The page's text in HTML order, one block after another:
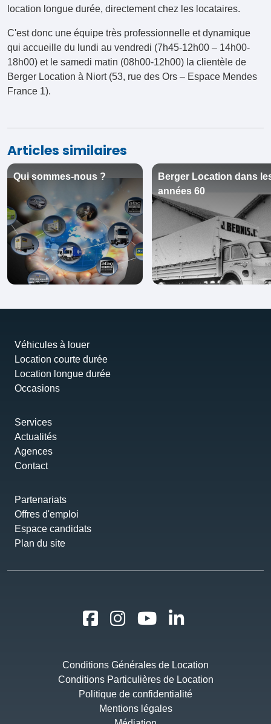
location longue durée, directement chez les locataires.
C'est donc une équipe très professionnelle et dynamique
qui accueille du lundi au vendredi (7h45-12h00 – 14h00-
18h00) et le samedi matin (08h00-12h00) la clientèle de
Berger Location à Niort (53, rue des Ors – Espace Mendes
France 1).
Articles similaires
Qui sommes-nous ?
Berger Location dans
années 60
Véhicules à louer
Location courte durée
Location longue durée
Occasions
Services
Actualités
Agences
Contact
Partenariats
Offres d'emploi
Espace candidats
Plan du site
Conditions Générales de Location
Conditions Particulières de Location
Politique de confidentialité
Mentions légales